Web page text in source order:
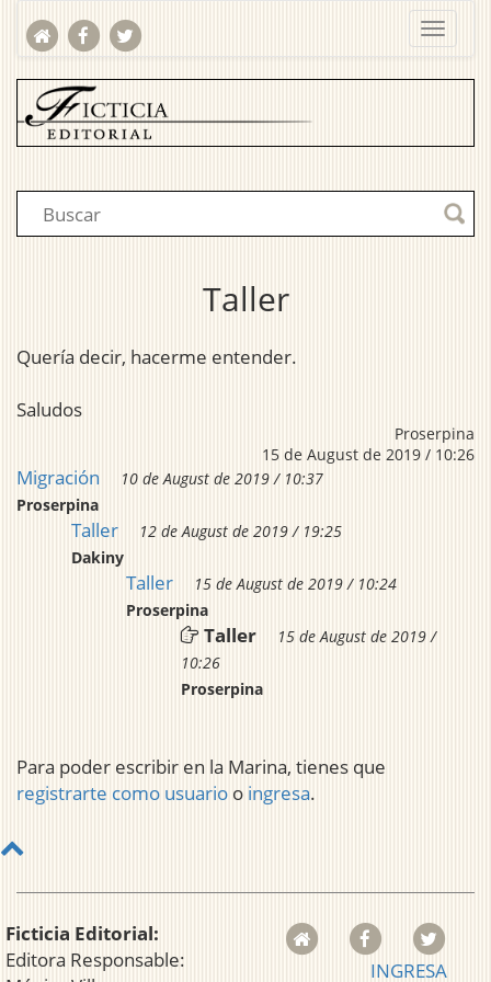
Taller
Quería decir, hacerme entender.
Saludos
Proserpina
15 de August de 2019 / 10:26
Migración
10 de August de 2019 / 10:37
Proserpina
Taller
12 de August de 2019 / 19:25
Dakiny
Taller
15 de August de 2019 / 10:24
Proserpina
Taller
15 de August de 2019 /
10:26
Proserpina
Para poder escribir en la Marina, tienes que
registrarte como usuario o ingresa.
Ficticia Editorial:
Editora Responsable:
INGRESA